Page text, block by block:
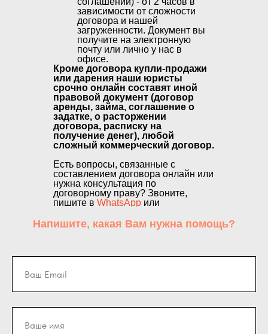
зависимости от сложности
договора и нашей
загруженности. Документ вы
получите на электронную
почту или лично у нас в
офисе.
Кроме договора купли-продажи
или дарения наши юристы
срочно онлайн составят иной
правовой документ (договор
аренды, займа, соглашение о
задатке, о расторжении
договора, расписку на
получение денег), любой
сложный коммерческий договор.
Есть вопросы, связанные с
составлением договора онлайн или
нужна консультация по
договорному праву? Звоните,
пишите в WhatsApp или
связи.
Напишите, какая Вам нужна помощь?